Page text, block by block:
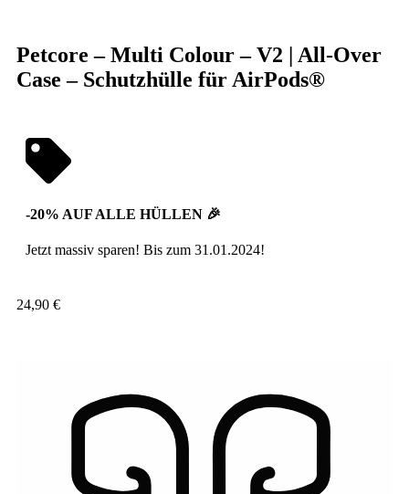
Petcore – Multi Colour – V2 | All-Over
Case – Schutzhülle für AirPods®
-20% AUF ALLE HÜLLEN 🎉
Jetzt massiv sparen! Bis zum 31.01.2024!
24,90 €